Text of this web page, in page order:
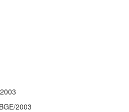
2003